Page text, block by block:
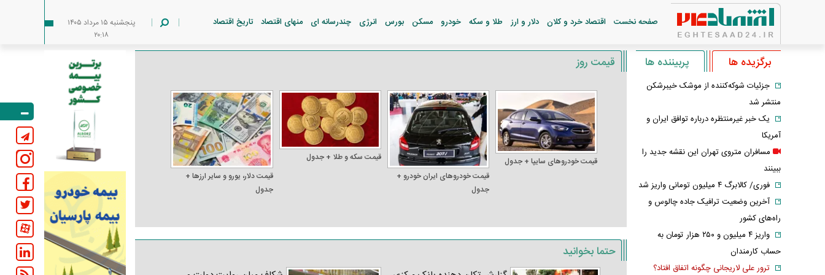
صفحه نخست اقتصاد خرد و کلان دلار و ارز طلا و سکه خودرو مسکن بورس انرژی چندرسانه ای منهای اقتصاد تاریخ اقتصاد
پنجشنبه ۱۵ مرداد ۱۴۰۵
۲۰:۱۸
قیمت روز
قیمت خودرو‌های سایپا + جدول
قیمت خودرو‌های ایران خودرو +
جدول
قیمت سکه و طلا + جدول
قیمت دلار، یورو و سایر ارز‌ها +
جدول
حتما بخوانید
برگزیده ها پربیننده ها
جزئیات شوکه‌کننده از موشک خیبرشکن
منتشر شد
یک خبر غیرمنتظره درباره توافق ایران و
آمریکا
مسافران متروی تهران این نقشه جدید را
ببینند
فوری/ کالابرگ ۴ میلیون تومانی واریز شد
آخرین وضعیت ترافیک جاده چالوس و
راه‌های کشور
واریز ۴ میلیون و ۲۵۰ هزار تومان به
حساب کارمندان
ترور علی لاریجانی چگونه اتفاق افتاد؟